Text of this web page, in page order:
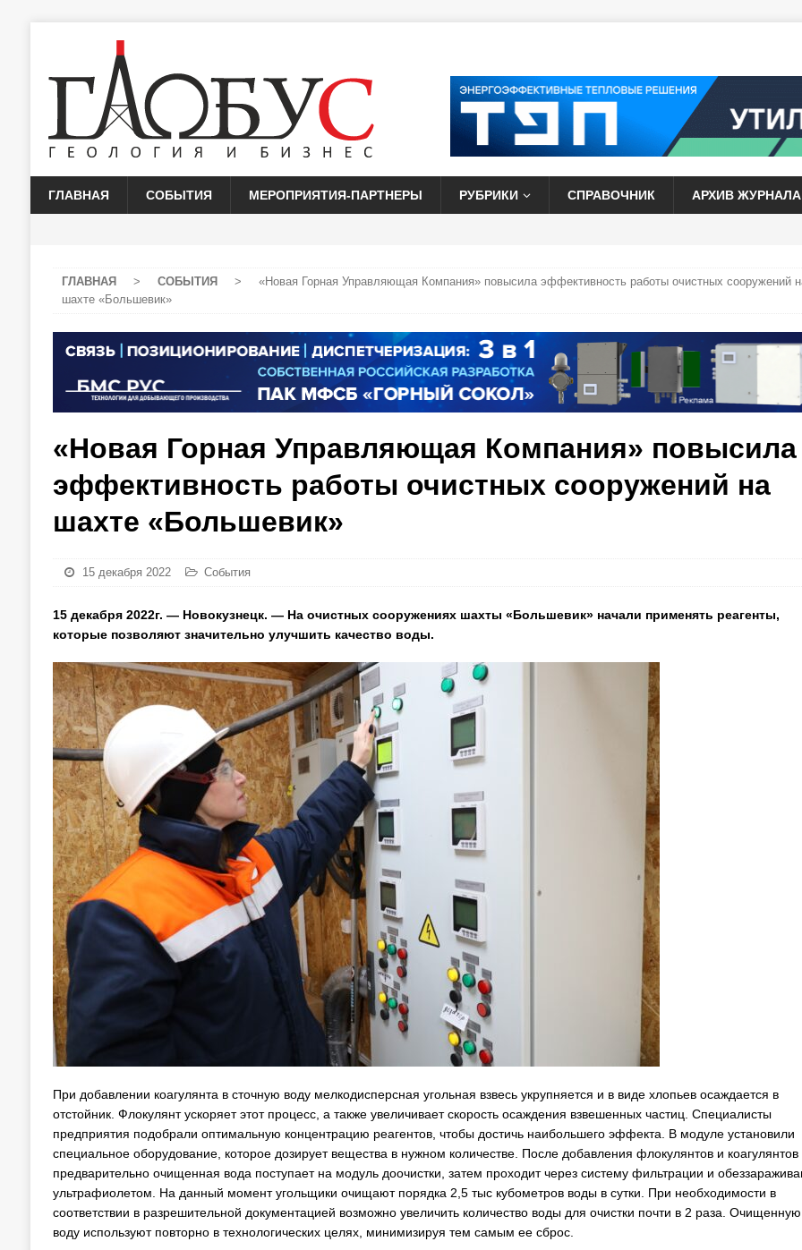
ГЛАВНАЯ СОБЫТИЯ МЕРОПРИЯТИЯ-ПАРТНЕРЫ РУБРИКИ СПРАВОЧНИК АРХИВ ЖУРНАЛА
ГЛАВНАЯ > СОБЫТИЯ >
«Новая Горная Управляющая Компания» повысила эффективность работы очистных сооружений
шахте «Большевик»
«Новая Горная Управляющая Компания» повысила
эффективность работы очистных сооружений на
шахте «Большевик»
15 декабря 2022 События
15 декабря 2022г. — Новокузнецк. — На очистных сооружениях шахты «Большевик» начали применять реагенты,
которые позволяют значительно улучшить качество воды.
При добавлении коагулянта в сточную воду мелкодисперсная угольная взвесь укрупняется и в виде хлопьев осаждается в
отстойник. Флокулянт ускоряет этот процесс, а также увеличивает скорость осаждения взвешенных частиц. Специалисты
предприятия подобрали оптимальную концентрацию реагентов, чтобы достичь наибольшего эффекта. В модуле установили
специальное оборудование, которое дозирует вещества в нужном количестве. После добавления флокулянтов и коагулянтов
предварительно очищенная вода поступает на модуль доочистки, затем проходит через систему фильтрации и
ультрафиолетом. На данный момент угольщики очищают порядка 2,5 тыс кубометров воды в сутки. При необходимости в
соответствии в разрешительной документацией возможно увеличить количество воды для очистки почти в 2 раза. Очищенную
воду используют повторно в технологических целях, минимизируя тем самым ее сброс.